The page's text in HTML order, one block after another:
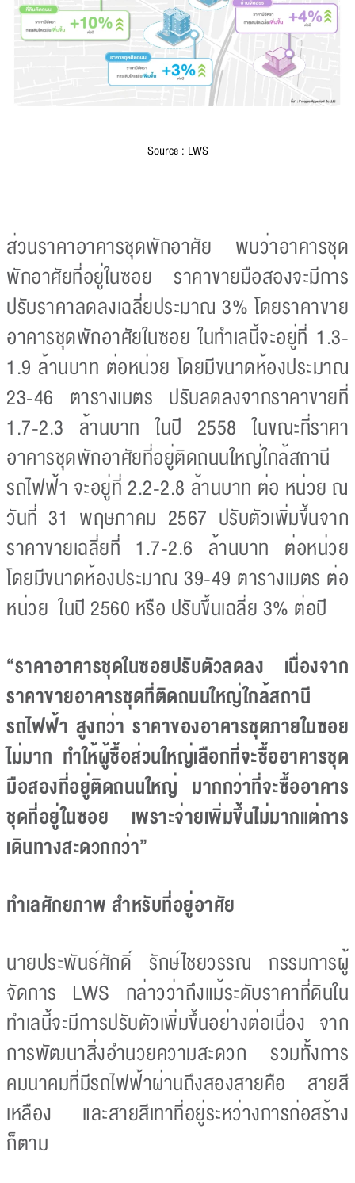
Source : LWS
ส่วนราคาอาคารชุดพักอาศัย พบว่าอาคารชุด
พักอาศัยที่อยู่ในซอย ราคาขายมือสองจะมีการ
ปรับราคาลดลงเฉลี่ยประมาณ 3% โดยราคาขาย
อาคารชุดพักอาศัยในซอย ในทำเลนี้จะอยู่ที่ 1.3-
1.9 ล้านบาท ต่อหน่วย โดยมีขนาดห้องประมาณ
23-46 ตารางเมตร ปรับลดลงจากราคาขายที่
1.7-2.3 ล้านบาท ในปี 2558 ในขณะที่ราคา
อาคารชุดพักอาศัยที่อยู่ติดถนนใหญ่ใกล้สถานี
รถไฟฟ้า จะอยู่ที่ 2.2-2.8 ล้านบาท ต่อ หน่วย ณ
วันที่ 31 พฤษภาคม 2567 ปรับตัวเพิ่มขึ้นจาก
ราคาขายเฉลี่ยที่ 1.7-2.6 ล้านบาท ต่อหน่วย
โดยมีขนาดห้องประมาณ 39-49 ตารางเมตร ต่อ
หน่วย ในปี 2560 หรือ ปรับขึ้นเฉลี่ย 3% ต่อปี
“ราคาอาคารชุดในซอยปรับตัวลดลง เนื่องจาก
ราคาขายอาคารชุดที่ติดถนนใหญ่ใกล้สถานี
รถไฟฟ้า สูงกว่า ราคาของอาคารชุดภายในซอย
ไม่มาก ทำให้ผู้ซื้อส่วนใหญ่เลือกที่จะซื้ออาคารชุด
มือสองที่อยู่ติดถนนใหญ่ มากกว่าที่จะซื้ออาคาร
ชุดที่อยู่ในซอย เพราะจ่ายเพิ่มขึ้นไม่มากแต่การ
เดินทางสะดวกกว่า”
ทำเลศักยภาพ สำหรับที่อยู่อาศัย
นายประพันธ์ศักดิ์ รักษ์ไชยวรรณ กรรมการผู้
จัดการ LWS กล่าวว่าถึงแม้ระดับราคาที่ดินใน
ทำเลนี้จะมีการปรับตัวเพิ่มขึ้นอย่างต่อเนื่อง จาก
การพัฒนาสิ่งอำนวยความสะดวก รวมทั้งการ
คมนาคมที่มีรถไฟฟ้าผ่านถึงสองสายคือ สายสี
เหลือง และสายสีเทาที่อยู่ระหว่างการก่อสร้าง
ก็ตาม